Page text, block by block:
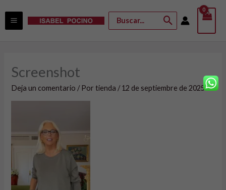
Buscar
por:
Screenshot
Deja un comentario / Portienda /12 de septiembre de 2025